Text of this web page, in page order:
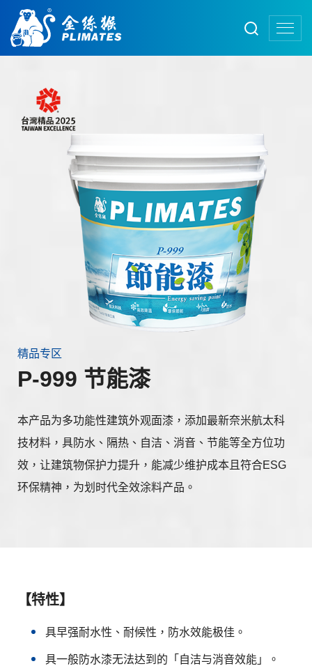
精品专区
P-999 节能漆
本产品为多功能性建筑外观面漆，添加最新奈米航太科
技材料，具防水、隔热、自洁、消音、节能等全方位功
效，让建筑物保护力提升，能减少维护成本且符合ESG
环保精神，为划时代全效涂料产品。
【特性】
具早强耐水性、耐候性，防水效能极佳。
具一般防水漆无法达到的「自洁与消音效能」。